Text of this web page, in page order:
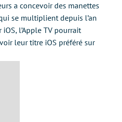
a concevoir des manettes
se multiplient depuis l’an
l’Apple TV pourrait
leur titre iOS préféré sur